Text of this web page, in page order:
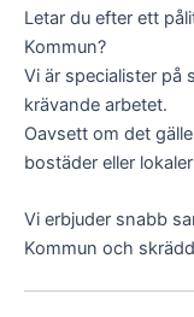
Letar du efter ett
Kommun?
Vi är specialister på
krävande arbetet.
Oavsett om det
bostäder eller
Vi erbjuder snabb
Kommun och